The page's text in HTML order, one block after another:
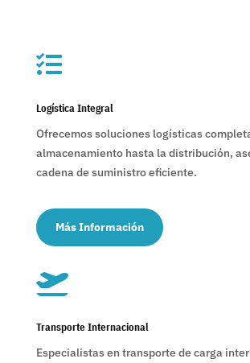

Logística Integral
Ofrecemos soluciones logísticas
almacenamiento hasta la distribución,
cadena de suministro eficiente.
Más Información

Transporte Internacional
Especialistas en transporte de carga